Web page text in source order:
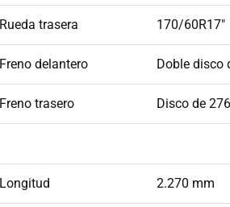
Rueda trasera 170/60R17"
Freno delantero Doble disco
Freno trasero Disco de
Longitud 2.270 mm